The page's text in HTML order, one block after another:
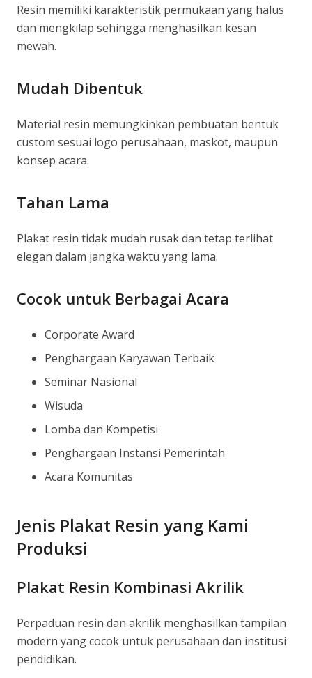
Resin memiliki karakteristik permukaan yang halus
dan mengkilap sehingga menghasilkan kesan
mewah.
Mudah Dibentuk
Material resin memungkinkan pembuatan bentuk
custom sesuai logo perusahaan, maskot, maupun
konsep acara.
Tahan Lama
Plakat resin tidak mudah rusak dan tetap terlihat
elegan dalam jangka waktu yang lama.
Cocok untuk Berbagai Acara
Corporate Award
Penghargaan Karyawan Terbaik
Seminar Nasional
Wisuda
Lomba dan Kompetisi
Penghargaan Instansi Pemerintah
Acara Komunitas
Jenis Plakat Resin yang Kami
Produksi
Plakat Resin Kombinasi Akrilik
Perpaduan resin dan akrilik menghasilkan tampilan
modern yang cocok untuk perusahaan dan institusi
pendidikan.